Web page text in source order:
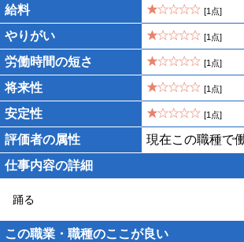
給料
[1点]
やりがい [1点]
労働時間の短さ [1点]
将来性 [1点]
安定性 [1点]
評価者の属性
現在この職種で
仕事内容の詳細
踊る
この職業・職種のここが良い